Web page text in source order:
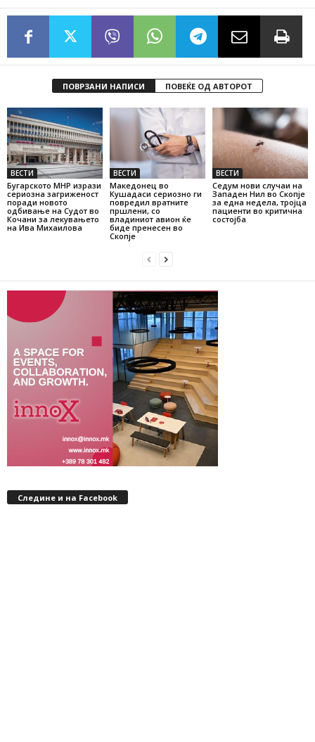
ПОВРЗАНИ НАПИСИ ПОВЕЌЕ ОД АВТОРОТ
ВЕСТИ
Бугарското МНР изрази
сериозна загриженост
поради новото
одбивање на Судот во
Кочани за лекувањето
на Ива Михаилова
ВЕСТИ
Македонец во
Кушадаси сериозно ги
повредил вратните
пршлени, со
владиниот авион ќе
биде пренесен во
Скопје
ВЕСТИ
Седум нови случаи на
Западен Нил во Скопје
за една недела, тројца
пациенти во критична
состојба
Следине и на Facebook